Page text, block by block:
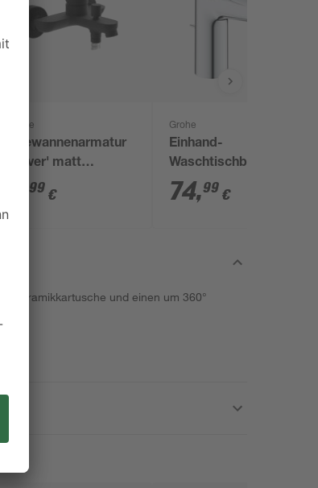
Schütte
Badewannenarmatur
'Denver' matt
schwarz
99 €
Grohe
Einhand-
Waschtischbatterie
'Start' chromfarben
74,99 €
Keramikkartusche und einen um 360°